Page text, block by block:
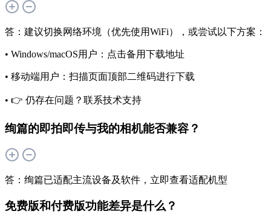
答：建议切换网络环境（优先使用WiFi），或尝试以下方案：
• Windows/macOS用户：点击备用下载地址
• 移动端用户：扫描页面顶部二维码进行下载
• 👉 仍存在问题？联系技术支持
绚篇的即拍即传与我的相机能否兼容？
答：绚篇已适配主流设备及软件，立即查看适配机型
免费版和付费版功能差异是什么？